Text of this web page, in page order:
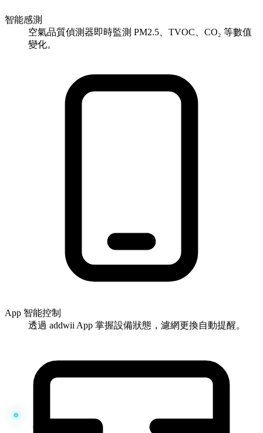
智能感測
空氣品質偵測器即時監測 PM2.5、TVOC、CO₂ 等數值
變化。
App 智能控制
透過 addwii App 掌握設備狀態，濾網更換自動提醒。